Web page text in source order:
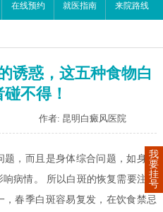
在线预约 就医指南 来院路线
诱惑，这五种食物白
不得！
作者: 昆明白癜风医院
，而且是身体综合问题，如身体
病情。 所以白斑的恢复需要注意
春季白斑容易复发，在饮食禁忌
我
要
挂
号